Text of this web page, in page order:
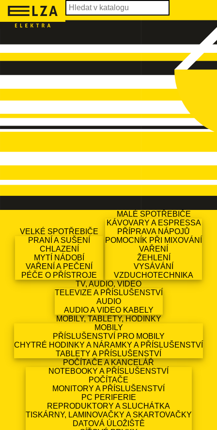
VELKÉ SPOTŘEBIČE
PRANÍ A SUŠENÍ
CHLAZENÍ
MYTÍ NÁDOBÍ
VAŘENÍ A PEČENÍ
PÉČE O PŘÍSTROJE
MALÉ SPOTŘEBIČE
KÁVOVARY A ESPRESSA
PŘÍPRAVA NÁPOJŮ
POMOCNÍK PŘI MIXOVÁNÍ
VAŘENÍ
ŽEHLENÍ
VYSÁVÁNÍ
VZDUCHOTECHNIKA
TV, AUDIO, VIDEO
TELEVIZE A PŘÍSLUŠENSTVÍ
AUDIO
AUDIO A VIDEO KABELY
MOBILY, TABLETY, HODINKY
MOBILY
PŘÍSLUŠENSTVÍ PRO MOBILY
CHYTRÉ HODINKY A NÁRAMKY A PŘÍSLUŠENSTVÍ
TABLETY A PŘÍSLUŠENSTVÍ
POČÍTAČE A KANCELÁŘ
NOTEBOOKY A PŘÍSLUŠENSTVÍ
POČÍTAČE
MONITORY A PŘÍSLUŠENSTVÍ
PC PERIFERIE
REPRODUKTORY A SLUCHÁTKA
TISKÁRNY, LAMINOVAČKY A SKARTOVAČKY
DATOVÁ ÚLOŽIŠTĚ